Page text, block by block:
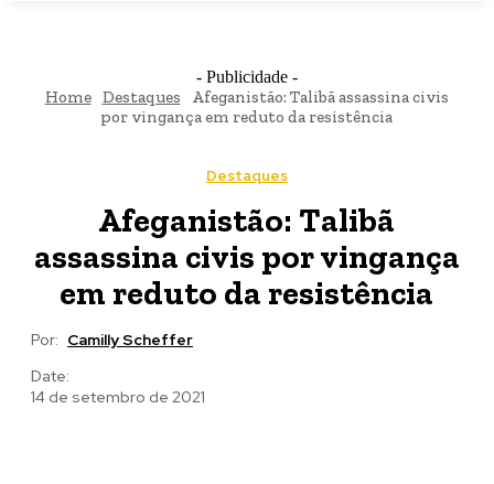
- Publicidade -
Home Destaques
Afeganistão: Talibã assassina civis
por vingança em reduto da resistência
Destaques
Afeganistão: Talibã
assassina civis por vingança
em reduto da resistência
Por: Camilly Scheffer
Date:
14 de setembro de 2021